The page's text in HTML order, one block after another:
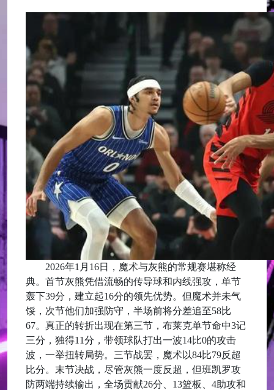
2026年1月16日，魔术与灰熊的常规赛堪称经
典。首节灰熊凭借流畅的传导球和内线强攻，单节
轰下39分，建立起16分的领先优势。但魔术并未气
馁，次节他们加强防守，半场前将分差追至58比
67。真正的转折出现在第三节，布莱克单节命中3记
三分，独得11分，带领球队打出一波14比0的攻击
波，一举扭转局势。三节战罢，魔术以84比79反超
比分。末节决战，尽管灰熊一度反超，但班凯罗攻
防两端持续输出，全场贡献26分、13篮板、4助攻和